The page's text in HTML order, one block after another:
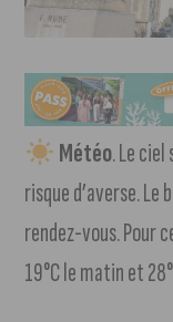
Météo. Le
risque d’averse.
rendez-vous. Pour
19°C le matin et